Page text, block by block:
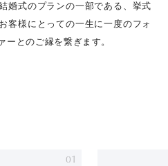
婚式のプランの一部である、挙式
客様にとっての一生に一度のフォ
ーとのご縁を繋ぎます。
01